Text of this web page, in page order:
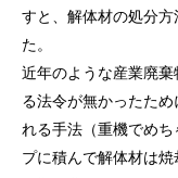
すと、解体材の処分
た。
近年のような産業廃
る法令が無かったた
れる手法（重機でめ
プに積んで解体材は焼